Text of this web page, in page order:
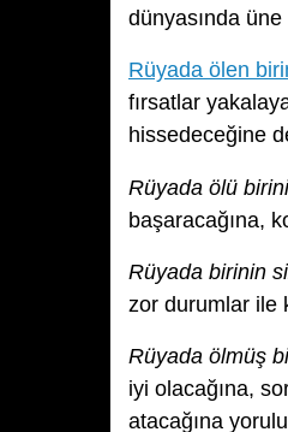
dünyasında
Rüyada ölen
fırsatlar
hissedeceğine
Rüyada ölü
başaracağına,
Rüyada birinin
zor durumlar ile
Rüyada ölmüş
iyi olacağına,
atacağına